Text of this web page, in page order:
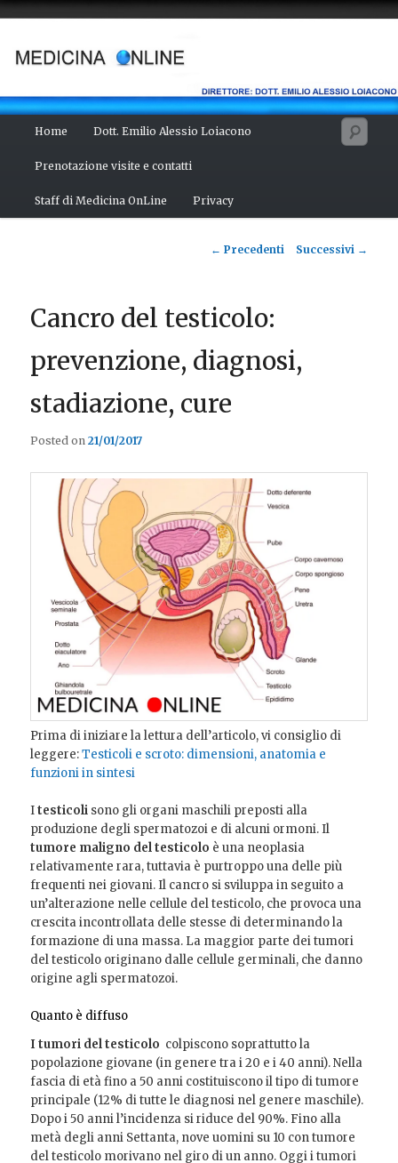
contenuto
principale
Home Dott. Emilio Alessio Loiacono
Prenotazione visite e contatti
Staff di Medicina OnLine Privacy
Navigazione
← Precedenti Successivi →
Cancro del testicolo:
prevenzione, diagnosi,
stadiazione, cure
Posted on21/01/2017
Prima di iniziare la lettura dell’articolo, vi consiglio di
leggere:Testicoli e scroto: dimensioni, anatomia e
funzioni in sintesi
Itesticoli sono gli organi maschili preposti alla
produzione degli spermatozoi e di alcuni ormoni. Il
tumore maligno del testicolo è una neoplasia
relativamente rara, tuttavia è purtroppo una delle più
frequenti nei giovani. Il cancro si sviluppa in seguito a
un’alterazione nelle cellule del testicolo, che provoca una
crescita incontrollata delle stesse di determinando la
formazione di una massa. La maggior parte dei tumori
del testicolo originano dalle cellule germinali, che danno
origine agli spermatozoi.
Quanto è diffuso
I tumori del testicolo colpiscono soprattutto la
popolazione giovane (in genere tra i 20 e i 40 anni). Nella
fascia di età fino a 50 anni costituiscono il tipo di tumore
principale (12% di tutte le diagnosi nel genere maschile).
Dopo i 50 anni l’incidenza si riduce del 90%. Fino alla
metà degli anni Settanta, nove uomini su 10 con tumore
del testicolo morivano nel giro di un anno. Oggi i tumori